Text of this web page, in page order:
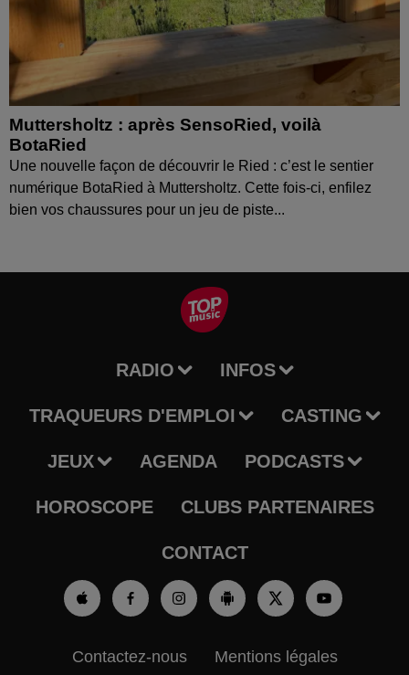
Muttersholtz : après SensoRied, voilà
BotaRied
Une nouvelle façon de découvrir le Ried : c’est le sentier
numérique BotaRied à Muttersholtz. Cette fois-ci, enfilez
bien vos chaussures pour un jeu de piste...
RADIO INFOS
TRAQUEURS D'EMPLOI CASTING
JEUX AGENDA PODCASTS
HOROSCOPE CLUBS PARTENAIRES
CONTACT
Contactez-nous Mentions légales